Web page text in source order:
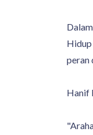
Hidup
peran
Hanif